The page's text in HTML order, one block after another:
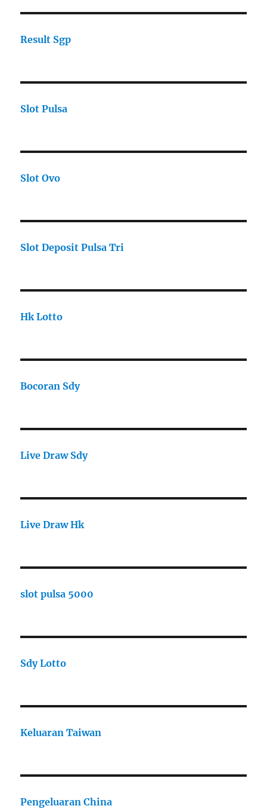
Result Sgp
Slot Pulsa
Slot Ovo
Slot Deposit Pulsa Tri
Hk Lotto
Bocoran Sdy
Live Draw Sdy
Live Draw Hk
slot pulsa 5000
Sdy Lotto
Keluaran Taiwan
Pengeluaran China